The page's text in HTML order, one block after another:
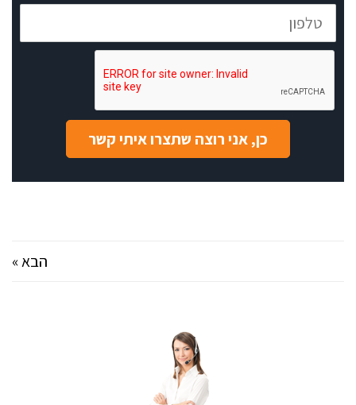
טלפון
כן, אני רוצה שתצרו איתי קשר
הבא »